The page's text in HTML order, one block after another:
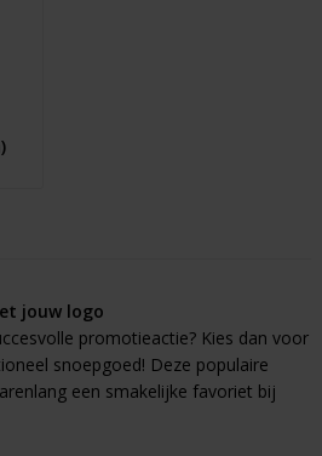
jouw logo
promotieactie? Kies dan voor
snoepgoed! Deze populaire
een smakelijke favoriet bij